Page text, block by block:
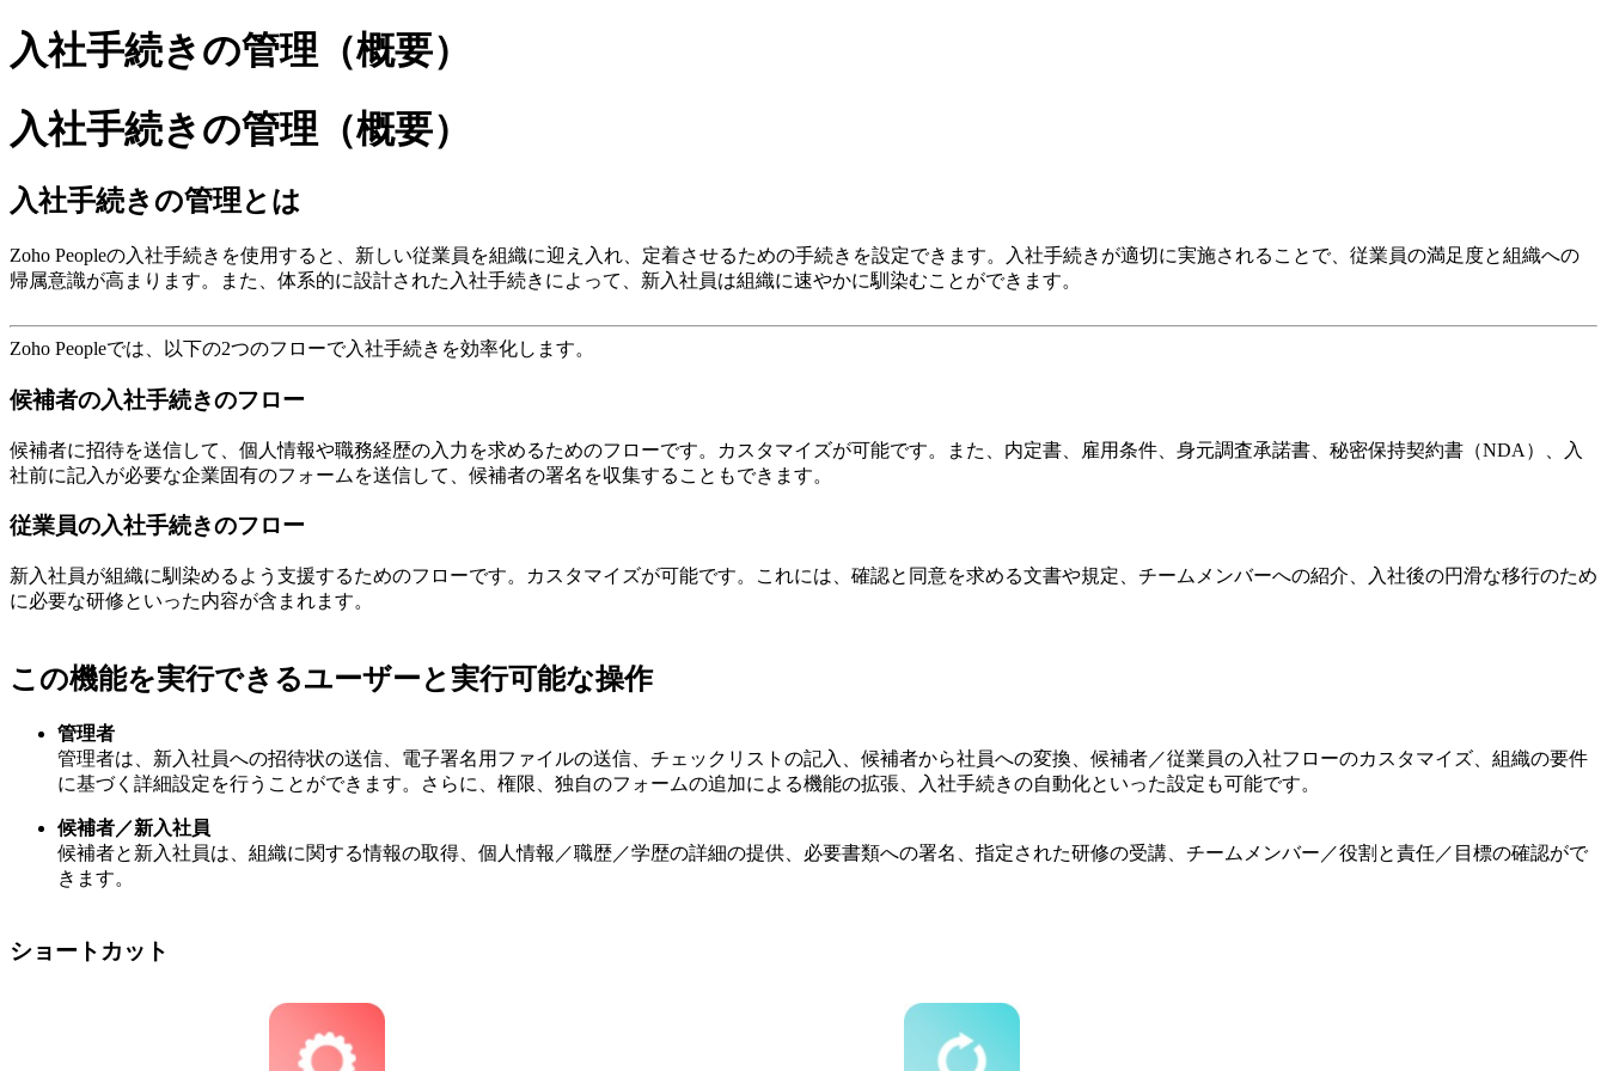
入社手続きの管理（概要）
入社手続きの管理（概要）
入社手続きの管理とは
Zoho Peopleの入社手続きを使用すると、新しい従業員を組織に迎え入れ、定着させるための手続きを設定できます。入社手続きが適切に実施されることで、従業員の満足度と組織への
帰属意識が高まります。また、体系的に設計された入社手続きによって、新入社員は組織に速やかに馴染むことができます。
Zoho Peopleでは、以下の2つのフローで入社手続きを効率化します。
候補者の入社手続きのフロー
候補者に招待を送信して、個人情報や職務経歴の入力を求めるためのフローです。カスタマイズが可能です。また、内定書、雇用条件、身元調査承諾書、秘密保持契約書（NDA）、入
社前に記入が必要な企業固有のフォームを送信して、候補者の署名を収集することもできます。
従業員の入社手続きのフロー
新入社員が組織に馴染めるよう支援するためのフローです。カスタマイズが可能です。これには、確認と同意を求める文書や規定、チームメンバーへの紹介、入社後の円滑な移行のため
に必要な研修といった内容が含まれます。
この機能を実行できるユーザーと実行可能な操作
管理者
管理者は、新入社員への招待状の送信、電子署名用ファイルの送信、チェックリストの記入、候補者から社員への変換、候補者／従業員の入社フローのカスタマイズ、組織の要件
に基づく詳細設定を行うことができます。さらに、権限、独自のフォームの追加による機能の拡張、入社手続きの自動化といった設定も可能です。
候補者／新入社員
候補者と新入社員は、組織に関する情報の取得、個人情報／職歴／学歴の詳細の提供、必要書類への署名、指定された研修の受講、チームメンバー／役割と責任／目標の確認がで
きます。
ショートカット